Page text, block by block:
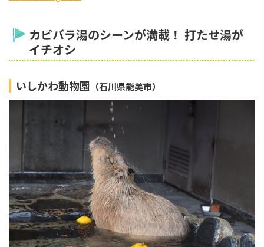
カピバラ湯のシーンが満載！ 打たせ湯が
イチオシ
いしかわ動物園 （石川県能美市）